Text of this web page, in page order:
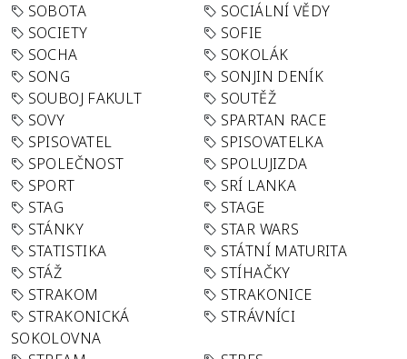
SOBOTA
SOCIÁLNÍ VĚDY
SOCIETY
SOFIE
SOCHA
SOKOLÁK
SONG
SONJIN DENÍK
SOUBOJ FAKULT
SOUTĚŽ
SOVY
SPARTAN RACE
SPISOVATEL
SPISOVATELKA
SPOLEČNOST
SPOLUJIZDA
SPORT
SRÍ LANKA
STAG
STAGE
STÁNKY
STAR WARS
STATISTIKA
STÁTNÍ MATURITA
STÁŽ
STÍHAČKY
STRAKOM
STRAKONICE
STRAKONICKÁ
SOKOLOVNA
STRÁVNÍCI